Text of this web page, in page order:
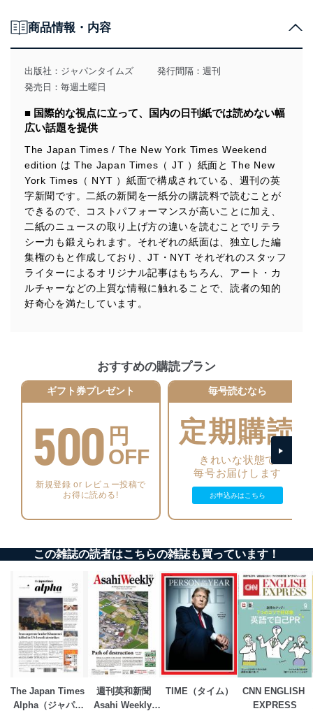
用目的を明確にし、本人の同意を得たうえで利用目的の
達成に必要な範囲内で適法かつ公正な手段によって取
得・利用・提供を行います。また、当社が保有している
個人情報は、同意を得ずに目的外利用、第三者への提
みを確実にするため、従業者等の教育を徹底してまいり
ます。また、目的外利用を行わないために、適切な管理
措置を講じます。
法令遵守
当社は、個人情報に関連する法令、国が定める指針及び
その他の規範を遵守します。また、当社の管理の仕組み
に、これらの法令及びその他の規範を常に適合させま
す。
個人情報の安全管理措置
当社は、個人情報の正確性及び安全性を確保するため
に、下記セキュリティ対策をはじめとする安全対策を実
施し、個人情報の漏えい、滅失またはき損の防止及び是
個人データを取り扱うことのできる機器及び当該
機器を取り扱う従業者を明確化し、 個人データへ
の不要なアクセスを防止しています。
機器に標準装備されているユーザー制御機能（ユ
ーザーアカウント制御）により、個人情報データ
ベース等を取り扱う情報システムを使用する従業
者を識別・認証しています。
外部からの不正アクセス等の防止
個人データを取り扱う機器等のオペレーティング
システムを最新の状態に保持しています。
により、これを最新状態としています。
情報システムの使用に伴う漏洩等の防止
メール等により個人データの含まれるファイルを
送信する場合に、当該ファイルへのパスワードを
設定しています。
個人情報保護マネジメントシステムの継続的改善
当社は、内部監査及びマネジメントレビューの機会を通
じて、個人情報保護マネジメントシステムを継続的に改
善し、常に最良の状態を維持します。
商品情報・内容
出版社： ジャパンタイムズ
発行間隔：週刊
発売日：毎週土曜日
■ 国際的な視点に立って、国内の日刊紙では読めない幅
広い話題を提供
The Japan Times / The New York Times Weekend
edition は The Japan Times（ JT ）紙面と The New
York Times（ NYT ）紙面で構成されている、週刊の英
字新聞です。二紙の新聞を一紙分の購読料で読むことが
できるので、コストパフォーマンスが高いことに加え、
二紙のニュースの取り上げ方の違いを読むことでリテラ
シー力も鍛えられます。それぞれの紙面は、独立した編
集権のもと作成しており、JT・NYT それぞれのスタッフ
ライターによるオリジナル記事はもちろん、アート・カ
ルチャーなどの上質な情報に触れることで、読者の知的
好奇心を満たしています。
おすすめの購読プラン
ギフト券プレゼント
500 円
OFF
新規登録 or レビュー投稿で
お得に読める!
毎号読むなら
定期購読
きれいな状態で
毎号お届けします
お申込みはこちら
この雑誌の読者はこちらの雑誌も買っています！
The Japan Times
Alpha（ジャパン
週刊英和新聞
Asahi Weekly
TIME（タイム）
CNN ENGLISH
EXPRESS